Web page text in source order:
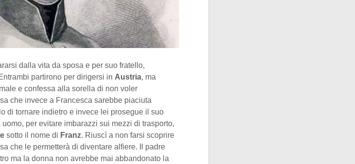
dalla vita da sposa e per suo fratello,
partirono per dirigersi in Austria, ma
e confessa alla sorella di non voler
che invece a Francesca sarebbe piaciuta
di tornare indietro e invece lei prosegue il suo
per evitare imbarazzi sui mezzi di trasporto,
sotto il nome di Franz. Riuscì a non farsi scoprire
che le permetterà di diventare alfiere. Il padre
ma la donna non avrebbe mai abbandonato la